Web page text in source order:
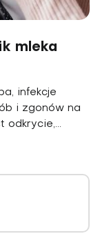
mleka
infekcje
i zgonów na
odkrycie,...